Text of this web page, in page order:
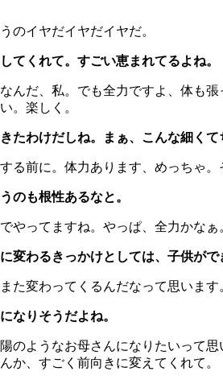
のイヤだイヤだイヤだ。
くれて。すごい恵まれてるよね。
だ、私。でも全力ですよ、体も
。楽しく。
わけだしね。まぁ、こんな細く
前に。体力あります、めっちゃ。
のも根性あるなと。
ってますね。やっぱ、全力かなぁ
変わるきっかけとしては、子供が
た変わってくるんだなって思います
なりそうだよね。
ようなお母さんになりたいって思
か、すごく前向きに変えてくれて。